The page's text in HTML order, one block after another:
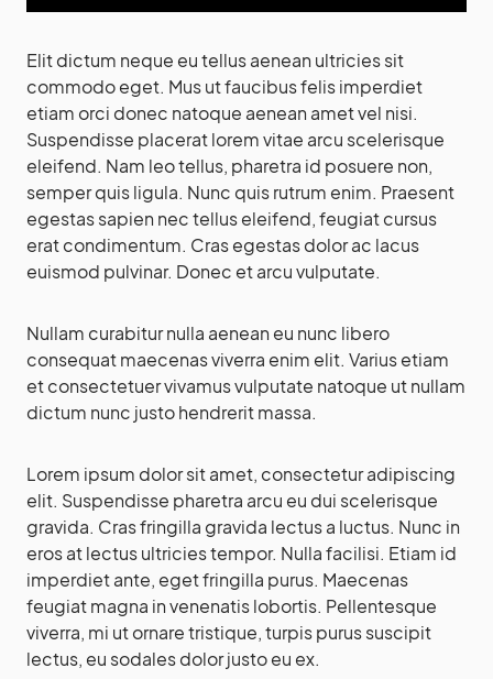
Elit dictum neque eu tellus aenean ultricies sit
commodo eget. Mus ut faucibus felis imperdiet
etiam orci donec natoque aenean amet vel nisi.
Suspendisse placerat lorem vitae arcu scelerisque
eleifend. Nam leo tellus, pharetra id posuere non,
semper quis ligula. Nunc quis rutrum enim. Praesent
egestas sapien nec tellus eleifend, feugiat cursus
erat condimentum. Cras egestas dolor ac lacus
euismod pulvinar. Donec et arcu vulputate.
Nullam curabitur nulla aenean eu nunc libero
consequat maecenas viverra enim elit. Varius etiam
et consectetuer vivamus vulputate natoque ut nullam
dictum nunc justo hendrerit massa.
Lorem ipsum dolor sit amet, consectetur adipiscing
elit. Suspendisse pharetra arcu eu dui scelerisque
gravida. Cras fringilla gravida lectus a luctus. Nunc in
eros at lectus ultricies tempor. Nulla facilisi. Etiam id
imperdiet ante, eget fringilla purus. Maecenas
feugiat magna in venenatis lobortis. Pellentesque
viverra, mi ut ornare tristique, turpis purus suscipit
lectus, eu sodales dolor justo eu ex.